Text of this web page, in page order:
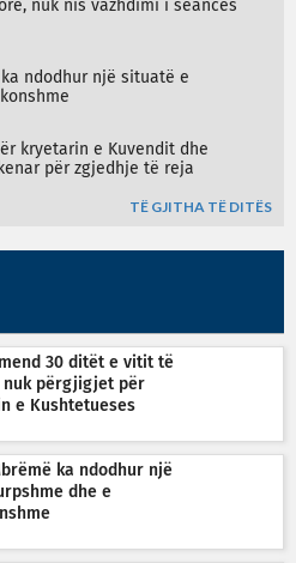
nuk nis vazhdimi i seancës
ndodhur një situatë e
kryetarin e Kuvendit dhe
për zgjedhje të reja
TË GJITHA TË DITËS
30 ditët e vitit të
nuk përgjigjet për
e Kushtetueses
ka ndodhur një
dhe e